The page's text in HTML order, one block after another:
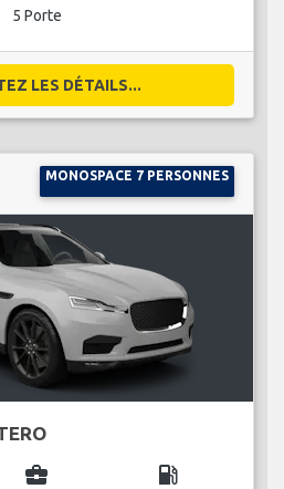
5 Porte
LES DÉTAILS...
MONOSPACE 7 PERSONNES
business_center local_gas_station